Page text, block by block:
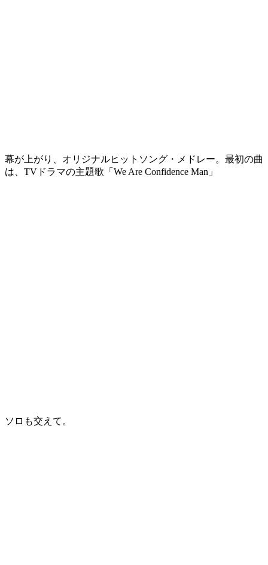
幕が上がり、オリジナルヒットソング・メドレー。最初の曲
は、TVドラマの主題歌「We Are Confidence Man」
ソロも交えて。